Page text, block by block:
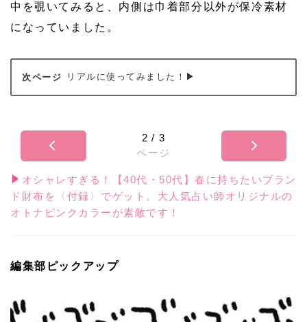
中を覗いてみると、内側は巾着部分以外が保冷素材
になっていました。
リアルに使ってみました！▶
2 / 3
ページ
オシャレすぎる！【40代・50代】春に持ちたいブラン
ド財布を〈付録〉でゲット。大人気占い師オリジナルの
オトナピンクカラーが素敵です！
編集部ピックアップ